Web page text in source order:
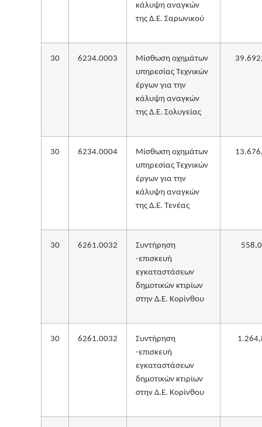
κάλυψη αναγκών
της Δ.Ε. Σαρωνικού
30 6234.0003
Μίσθωση οχημάτων
υπηρεσίας Τεχνικών
έργων για την
κάλυψη αναγκών
της Δ.Ε. Σολυγείας
30 6234.0004
Μίσθωση οχημάτων
υπηρεσίας Τεχνικών
έργων για την
κάλυψη αναγκών
της Δ.Ε. Τενέας
30 6261.0032
Συντήρηση
-επισκευή
εγκαταστάσεων
δημοτικών κτιρίων
στην Δ.Ε. Κορίνθου
30 6261.0032
Συντήρηση
-επισκευή
εγκαταστάσεων
δημοτικών κτιρίων
στην Δ.Ε. Κορίνθου